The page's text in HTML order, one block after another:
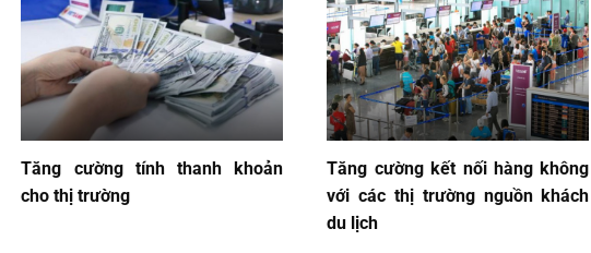
Tăng cường tính thanh khoản
cho thị trường
Tăng cường kết nối hàng không
với các thị trường nguồn khách
du lịch